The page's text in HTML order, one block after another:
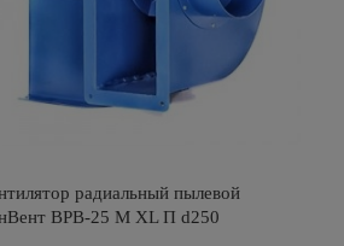
радиальный пылевой
ВРВ-25 М XL П d250